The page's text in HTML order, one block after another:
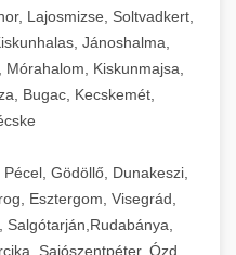
Lajosmizse, Soltvadkert,
Jánoshalma,
Kiskunmajsa,
Bugac, Kecskemét,
Gödöllő, Dunakeszi,
Esztergom, Visegrád,
Sajószentpéter, Ózd,